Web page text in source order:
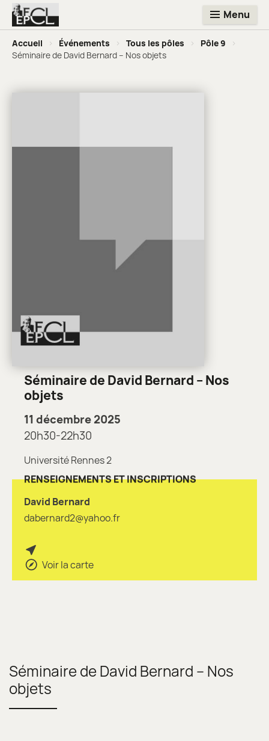
Menu
Accueil > Événements > Tous les pôles > Pôle 9
>
Séminaire de David Bernard – Nos objets
Séminaire de David Bernard – Nos
objets
11 décembre 2025
20h30-22h30
Université Rennes 2
RENSEIGNEMENTS ET INSCRIPTIONS
David Bernard
dabernard2@yahoo.fr
Voir la carte
Séminaire de David Bernard – Nos
objets